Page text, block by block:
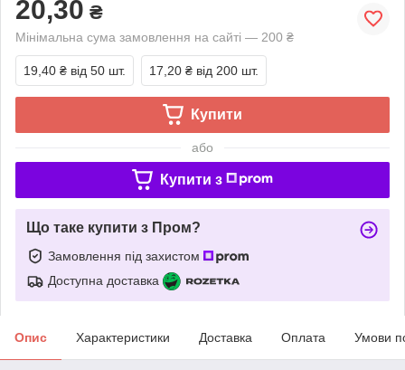
20,30 ₴
Мінімальна сума замовлення на сайті — 200 ₴
19,40 ₴ від 50 шт. 17,20 ₴ від 200 шт.
Купити
або
Купити з
Що таке купити з Пром?
Замовлення під захистом
Доступна доставка
Опис Характеристики Доставка Оплата Умови